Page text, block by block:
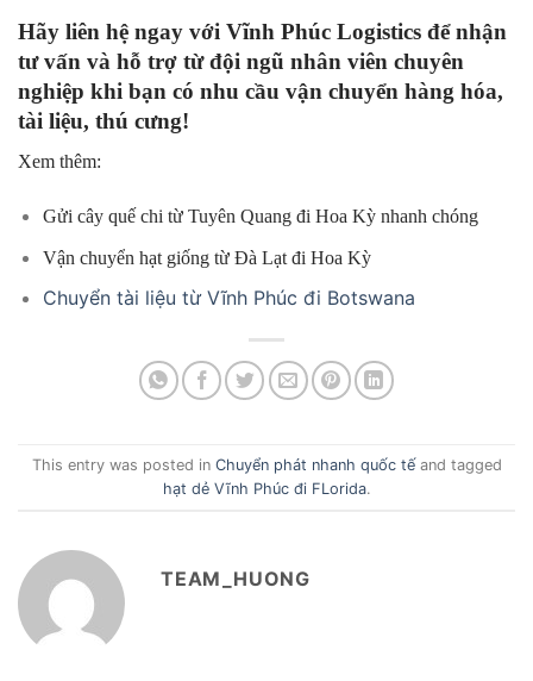
Hãy liên hệ ngay với Vĩnh Phúc Logistics để nhận
tư vấn và hỗ trợ từ đội ngũ nhân viên chuyên
nghiệp khi bạn có nhu cầu vận chuyển hàng hóa,
tài liệu, thú cưng!
Xem thêm:
Gửi cây quế chi từ Tuyên Quang đi Hoa Kỳ nhanh chóng
Vận chuyển hạt giống từ Đà Lạt đi Hoa Kỳ
Chuyển tài liệu từ Vĩnh Phúc đi Botswana
This entry was posted in Chuyển phát nhanh quốc tếand tagged
hạt dẻ Vĩnh Phúc đi FLorida.
TEAM_HUONG